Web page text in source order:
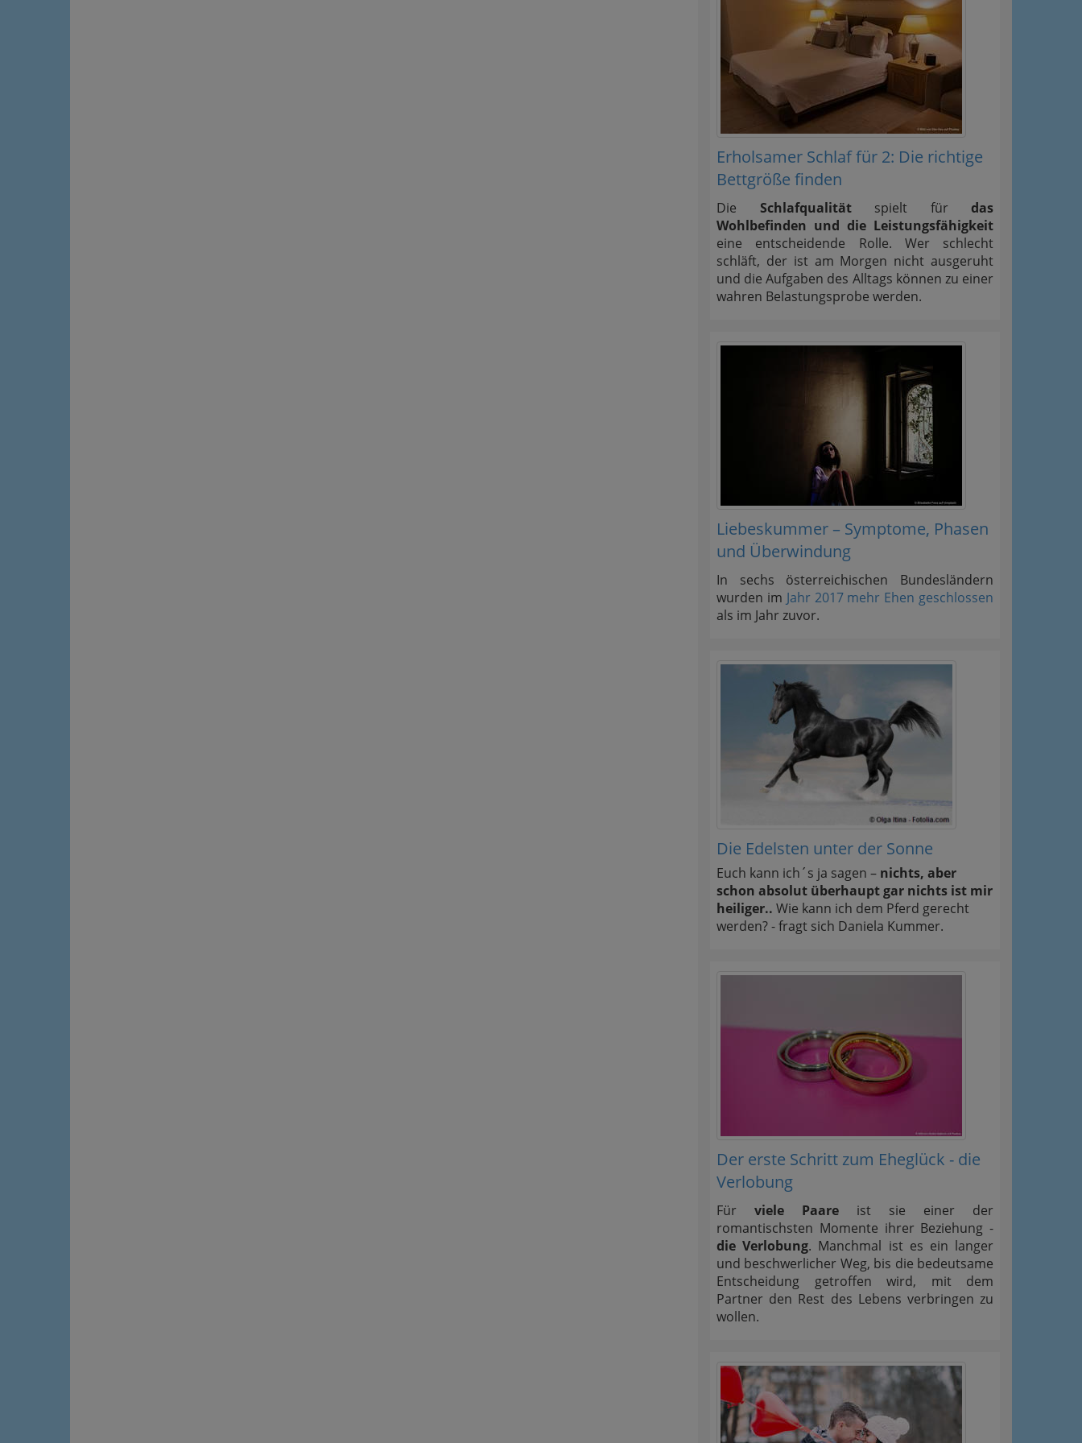
Erholsamer Schlaf für 2: Die richtige
Bettgröße finden
Die Schlafqualitätspielt für das
Wohlbefinden und die Leistungsfähigkeit
eine entscheidende Rolle. Wer schlecht
schläft, der ist am Morgen nicht ausgeruht
und die Aufgaben des Alltags können zu einer
wahren Belastungsprobe werden.
Liebeskummer – Symptome, Phasen
und Überwindung
In sechs österreichischen Bundesländern
wurden im Jahr 2017 mehr Ehen geschlossen
als im Jahr zuvor.
Die Edelsten unter der Sonne
Euch kann ich´s ja sagen – nichts, aber
schon absolut überhaupt gar nichts ist mir
heiliger.. Wie kann ich dem Pferd gerecht
werden? - fragt sich Daniela Kummer.
Der erste Schritt zum Eheglück - die
Verlobung
Für viele Paare ist sie einer der
romantischsten Momente ihrer Beziehung -
die Verlobung. Manchmal ist es ein langer
und beschwerlicher Weg, bis die bedeutsame
Entscheidung getroffen wird, mit dem
Partner den Rest des Lebens verbringen zu
wollen.